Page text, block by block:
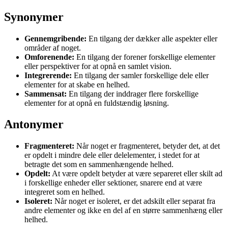
Synonymer
Gennemgribende: En tilgang der dækker alle aspekter eller
områder af noget.
Omforenende: En tilgang der forener forskellige elementer
eller perspektiver for at opnå en samlet vision.
Integrerende: En tilgang der samler forskellige dele eller
elementer for at skabe en helhed.
Sammensat: En tilgang der inddrager flere forskellige
elementer for at opnå en fuldstændig løsning.
Antonymer
Fragmenteret: Når noget er fragmenteret, betyder det, at det
er opdelt i mindre dele eller delelementer, i stedet for at
betragte det som en sammenhængende helhed.
Opdelt: At være opdelt betyder at være separeret eller skilt ad
i forskellige enheder eller sektioner, snarere end at være
integreret som en helhed.
Isoleret: Når noget er isoleret, er det adskilt eller separat fra
andre elementer og ikke en del af en større sammenhæng eller
helhed.